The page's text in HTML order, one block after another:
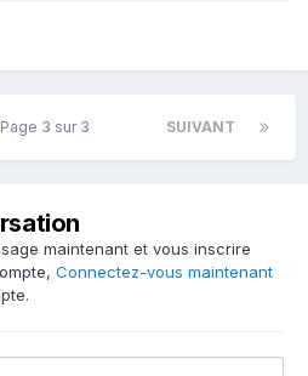
SUIVANT
Page 3 sur 3
maintenant et vous inscrire
Connectez-vous maintenant